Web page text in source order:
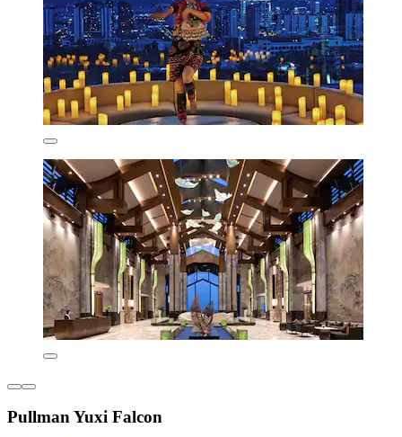
Pullman Yuxi Falcon